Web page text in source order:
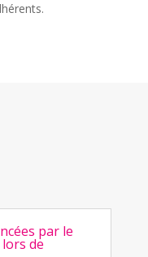
par le
de